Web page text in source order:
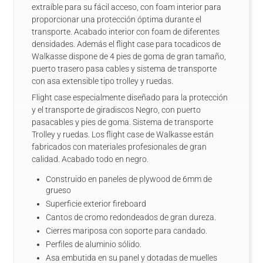
extraíble para su fácil acceso, con foam interior para
proporcionar una protección óptima durante el
transporte. Acabado interior con foam de diferentes
densidades. Además el flight case para tocadicos de
Walkasse dispone de 4 pies de goma de gran tamaño,
puerto trasero pasa cables y sistema de transporte
con asa extensible tipo trolley y ruedas.
Flight case especialmente diseñado para la protección
y el transporte de giradiscos Negro, con puerto
pasacables y pies de goma. Sistema de transporte
Trolley y ruedas. Los flight case de Walkasse están
fabricados con materiales profesionales de gran
calidad. Acabado todo en negro.
Construido en paneles de plywood de 6mm de
grueso
Superficie exterior fireboard
Cantos de cromo redondeados de gran dureza.
Cierres mariposa con soporte para candado.
Perfiles de aluminio sólido.
Asa embutida en su panel y dotadas de muelles